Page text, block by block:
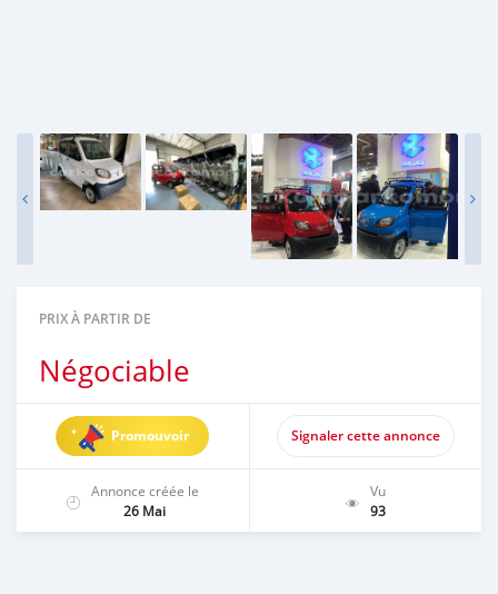
PRIX À PARTIR DE
Négociable
Promouvoir Signaler cette annonce
Annonce créée le
26 Mai
Vu
93